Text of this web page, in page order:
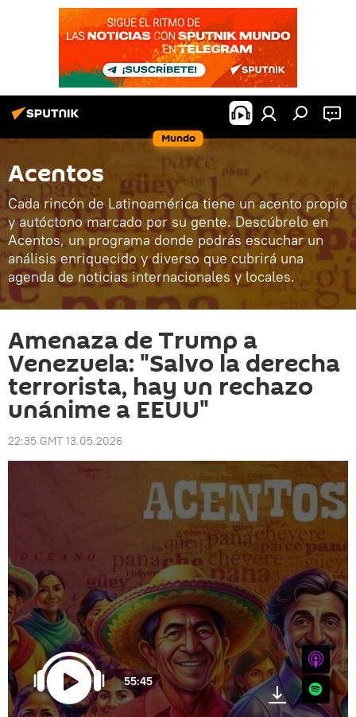
Mundo
Acentos
Cada rincón de Latinoamérica tiene un acento propio
y autóctono marcado por su gente. Descúbrelo en
Acentos, un programa donde podrás escuchar un
análisis enriquecido y diverso que cubrirá una
agenda de noticias internacionales y locales.
Amenaza de Trump a
Venezuela: "Salvo la derecha
terrorista, hay un rechazo
unánime a EEUU"
22:35 GMT 13.05.2026
55:45
iTunes
Spotify